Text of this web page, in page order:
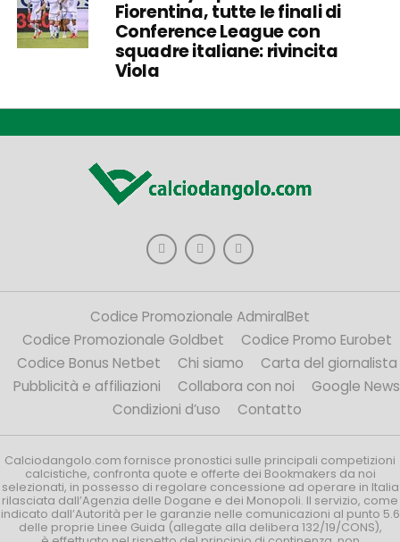
Fiorentina, tutte le finali di
Conference League con
squadre italiane: rivincita
Viola
Codice Promozionale AdmiralBet
Codice Promozionale Goldbet
Codice Promo Eurobet
Codice Bonus Netbet
Chi siamo
Carta del giornalista
Pubblicità e affiliazioni
Collabora con noi
Google News
Condizioni d’uso
Contatto
Calciodangolo.com fornisce pronostici sulle principali competizioni
calcistiche, confronta quote e offerte dei Bookmakers da noi
selezionati, in possesso di regolare concessione ad operare in Italia
rilasciata dall’Agenzia delle Dogane e dei Monopoli. Il servizio, come
indicato dall’Autorità per le garanzie nelle comunicazioni al punto 5.6
delle proprie Linee Guida (allegate alla delibera 132/19/CONS),